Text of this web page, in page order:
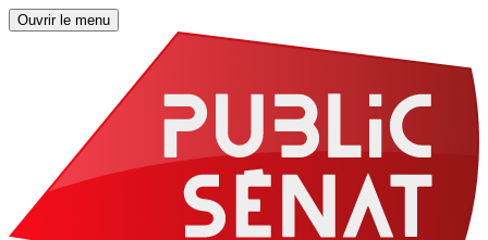
Ouvrir le menu